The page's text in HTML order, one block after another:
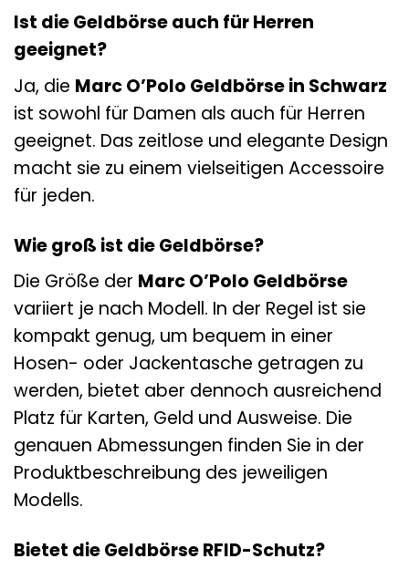
Ist die Geldbörse auch für Herren
geeignet?
Ja, die Marc O’Polo Geldbörse in Schwarz
ist sowohl für Damen als auch für Herren
geeignet. Das zeitlose und elegante Design
macht sie zu einem vielseitigen Accessoire
für jeden.
Wie groß ist die Geldbörse?
Die Größe der Marc O’Polo Geldbörse
variiert je nach Modell. In der Regel ist sie
kompakt genug, um bequem in einer
Hosen- oder Jackentasche getragen zu
werden, bietet aber dennoch ausreichend
Platz für Karten, Geld und Ausweise. Die
genauen Abmessungen finden Sie in der
Produktbeschreibung des jeweiligen
Modells.
Bietet die Geldbörse RFID-Schutz?